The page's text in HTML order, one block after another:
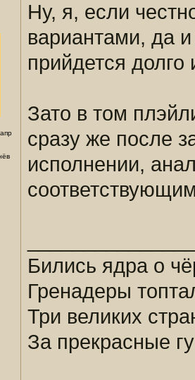
Ну, я, если
вариантами, да
прийдется
Зато в том
сразу же после
исполнении,
Бились ядра о
Гренадеры
Три великих
За прекрасные